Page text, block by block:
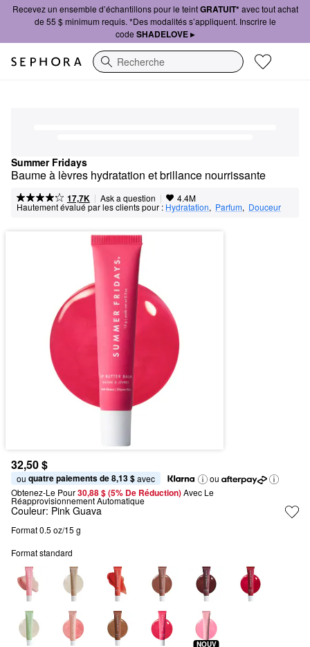
Recevez un ensemble d’échantillons pour le teintGRATUIT*avec tout achat
de 55 $ minimum requis. *Des modalités s’appliquent. Inscrire le
code SHADELOVE ▸
Recherche
Summer Fridays
Baume à lèvres hydratation et brillance nourrissante
17,7K | Ask a question | 4.4M
Hautement évalué par les clients pour : Hydratation, Parfum, Douceur
32,50 $
ou quatre paiements de 8,13 $ avec
ou
Obtenez-Le Pour30,88 $ (5% De Réduction) Avec Le
Réapprovisionnement Automatique
Couleur: Pink Guava
Format 0.5 oz/15 g
Format standard
NOUV